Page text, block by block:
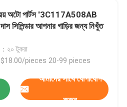
অটো পার্টস '3C117A508AB
সিলিন্ডার আপনার গাড়ির জন্য নিখুঁত
২০ টুকরা
$18.00/pieces 20-99 pieces
আমাদের সাথে যোগাযোগ
করুন